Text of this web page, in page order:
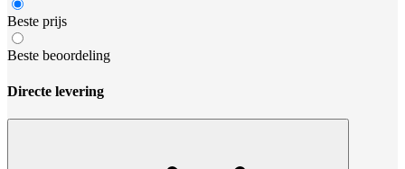
Beste prijs
Beste beoordeling
Directe levering